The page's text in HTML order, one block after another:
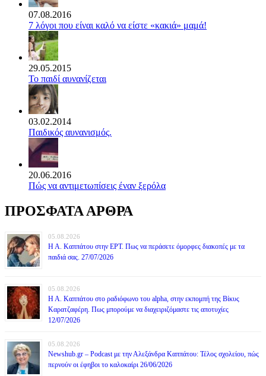
07.08.2016
7 λόγοι που είναι καλό να είστε «κακιά» μαμά!
29.05.2015
Το παιδί αυνανίζεται
03.02.2014
Παιδικός αυνανισμός.
20.06.2016
Πώς να αντιμετωπίσεις έναν ξερόλα
ΠΡΟΣΦΑΤΑ ΑΡΘΡΑ
05.08.2026
Η Α. Καππάτου στην ΕΡΤ. Πως να περάσετε όμορφες διακοπές με τα
παιδιά σας. 27/07/2026
05.08.2026
Η Α. Καππάτου στο ραδιόφωνο του alpha, στην εκπομπή της Βίκυς
Καρατζαφέρη. Πως μπορούμε να διαχειριζόμαστε τις αποτυχίες
12/07/2026
05.08.2026
Newshub.gr – Podcast με την Αλεξάνδρα Καππάτου: Τέλος σχολείου, πώς
περνούν οι έφηβοι το καλοκαίρι 26/06/2026